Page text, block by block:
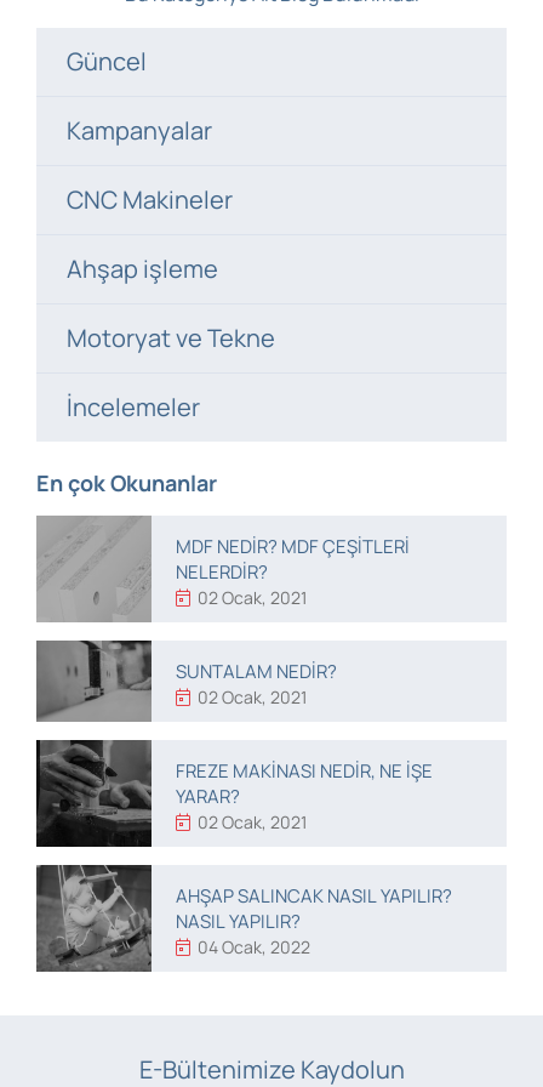
Güncel
Kampanyalar
CNC Makineler
Ahşap işleme
Motoryat ve Tekne
İncelemeler
En çok Okunanlar
MDF NEDIR? MDF ÇEŞITLERI
NELERDIR?
02 Ocak, 2021
SUNTALAM NEDIR?
02 Ocak, 2021
FREZE MAKINASI NEDIR, NE IŞE
YARAR?
02 Ocak, 2021
AHŞAP SALINCAK NASIL YAPILIR?
NASIL YAPILIR?
04 Ocak, 2022
E-Bültenimize Kaydolun